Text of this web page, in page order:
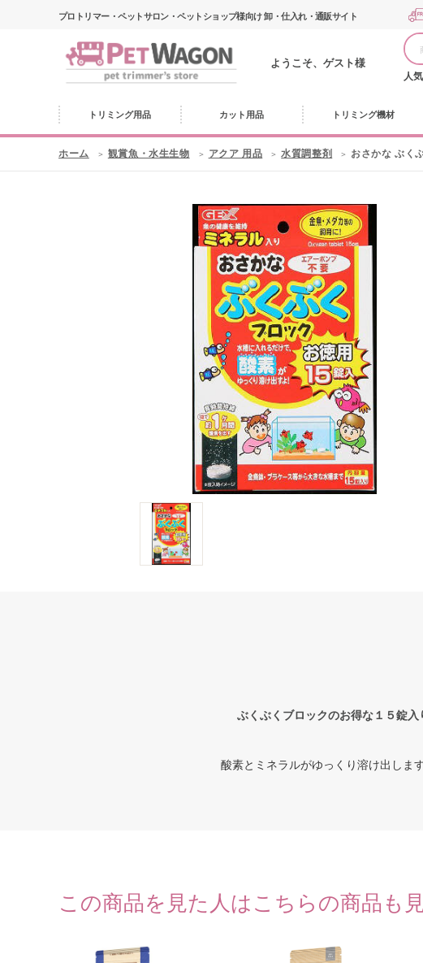
プロトリマー・ペットサロン・ペットショップ様向け 卸・仕入れ・通販サイト
ようこそ、ゲスト様
人
トリミング用品 カット用品 トリミング機材
ホーム 観賞魚・水生生物 アクア 用品 水質調整剤 おさかな ぶく
ぶくぶくブロックのお得な１５錠入
酸素とミネラルがゆっくり溶け出しま
この商品を見た人はこちらの商品も